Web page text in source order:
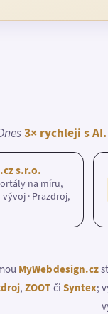
3× rychleji s AI.
s.r.o.
na míru,
· Prazdroj,
MyWebdesign.cz
,ZOOT či Syntex;